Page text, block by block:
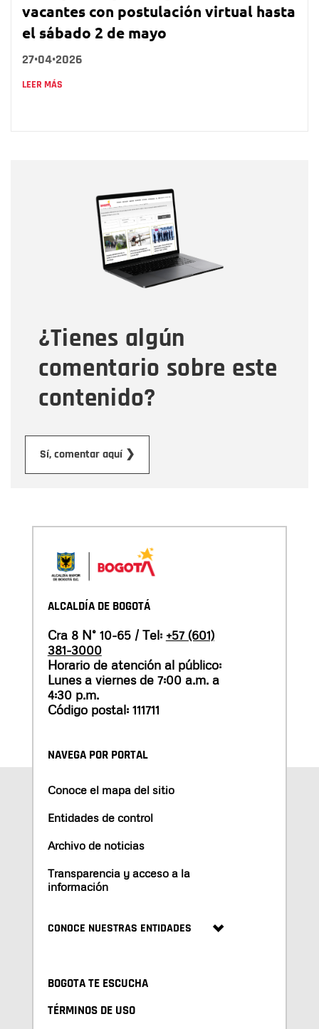
vacantes con postulación virtual hasta
el sábado 2 de mayo
27•04•2026
LEER MÁS
¿Tienes algún
comentario sobre este
contenido?
Sí, comentar aquí ❯
Correo electrónico
Tipo de comentario
Mensaje
ALCALDÍA DE BOGOTÁ
Cra 8 N° 10-65 / Tel: +57 (601)
381-3000
Horario de atención al público:
Lunes a viernes de 7:00 a.m. a
4:30 p.m.
Código postal: 111711
NAVEGA POR PORTAL
Conoce el mapa del sitio
Entidades de control
Archivo de noticias
Transparencia y acceso a la
información
CONOCE NUESTRAS ENTIDADES
BOGOTA TE ESCUCHA
TÉRMINOS DE USO